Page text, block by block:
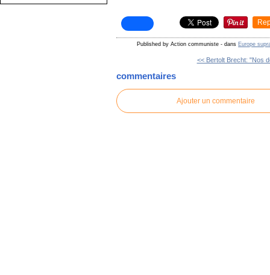
Published by Action communiste - dans Europe
<< Bertolt Brecht: "Nos
commentaires
Ajouter un commentaire